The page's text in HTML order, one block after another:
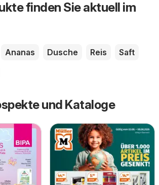
finden Sie aktuell im
Ananas Dusche Reis
Saft
und Kataloge